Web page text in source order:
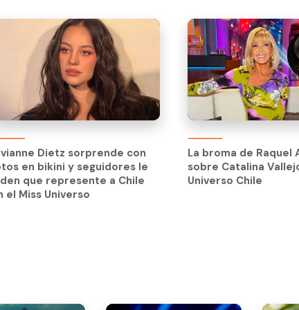
Dietz sorprende con
en bikini y seguidores le
que represente a Chile
el Miss Universo
La broma de Raquel
sobre Catalina
Universo Chile